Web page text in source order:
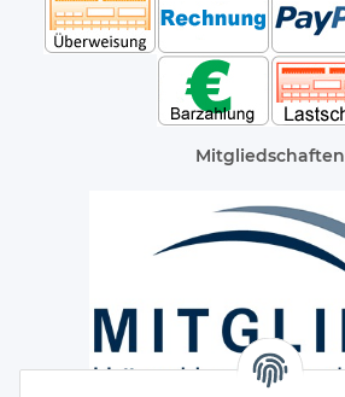
Mitgliedschaften